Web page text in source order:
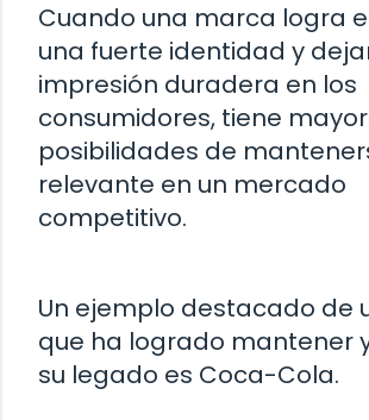
Cuando una marca logra
una fuerte identidad y
impresión duradera en los
consumidores, tiene
posibilidades de
relevante en un mercado
competitivo.
Un ejemplo destacado de
que ha logrado mantener
su legado es Coca-Cola.